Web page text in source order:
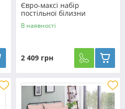
Євро-максі набір
постільної білизни
200*220 з Страйп Сатину
№541209
В наявності
2 409 грн